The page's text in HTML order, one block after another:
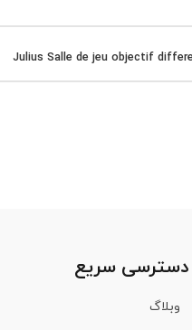
Julius Salle de jeu objectif
دسترسی سریع
وبلاگ